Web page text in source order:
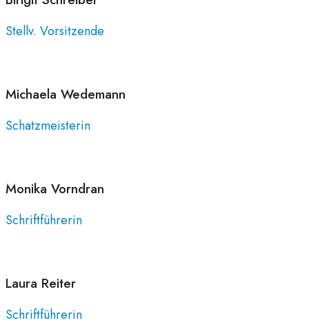
Stellv. Vorsitzende
Michaela Wedemann
Schatzmeisterin
Monika Vorndran
Schriftführerin
Laura Reiter
Schriftführerin